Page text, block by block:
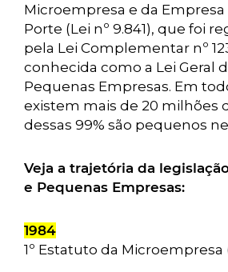
Microempresa e da
Porte (Lei nº 9.841), que foi
pela Lei Complementar nº
conhecida como a Lei Geral
Pequenas Empresas. Em
existem mais de 20 milhões
dessas 99% são pequenos
Veja a trajetória da
e Pequenas Empresas:
1984
1º Estatuto da Microempresa